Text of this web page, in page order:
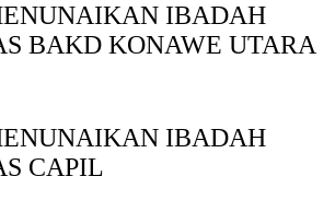
IBADAH
BAKD KONAWE UTARA
IBADAH
CAPIL